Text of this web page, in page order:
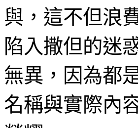
與，這不但浪
陷入撒但的迷
無異，因為都
名稱與實際內